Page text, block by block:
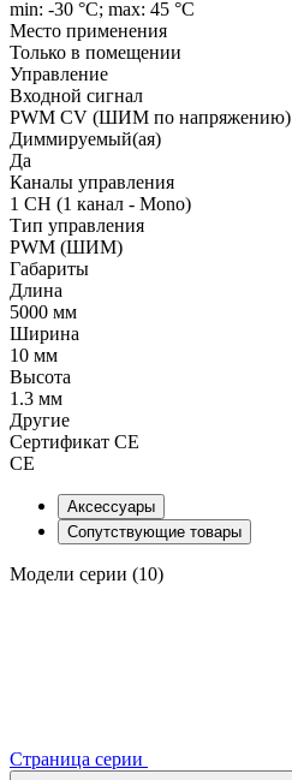
min: -30 °C; max: 45 °C
Место применения
Только в помещении
Управление
Входной сигнал
PWM СV (ШИМ по напряжению)
Диммируемый(ая)
Да
Каналы управления
1 CH (1 канал - Mono)
Тип управления
PWM (ШИМ)
Габариты
Длина
5000 мм
Ширина
10 мм
Высота
1.3 мм
Другие
Сертификат CE
CE
Аксессуары
Сопутствующие товары
Модели серии (10)
Страница серии